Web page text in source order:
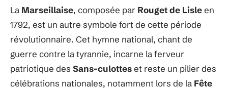
La Marseillaise, composée par Rouget de Lisleen
1792, est un autre symbole fort de cette période
révolutionnaire. Cet hymne national, chant de
guerre contre la tyrannie, incarne la ferveur
patriotique des Sans-culotteset reste un pilier des
célébrations nationales, notamment lors de la Fête